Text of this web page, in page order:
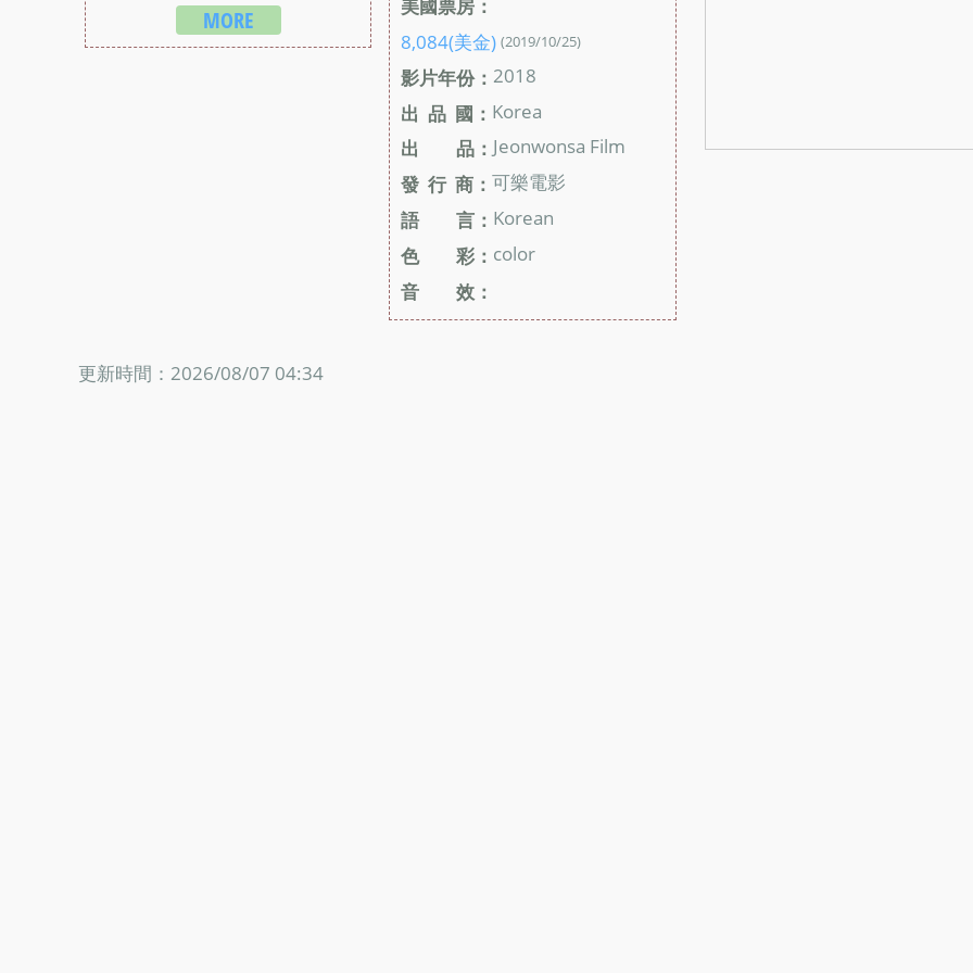
MORE
8,084(美金) (2019/10/25)
影片年份： 2018
出 品 國： Korea
出 品：Jeonwonsa Film
發 行 商：可樂電影
語 言： Korean
色 彩： color
音 效：
更新時間：2026/08/07 04:34